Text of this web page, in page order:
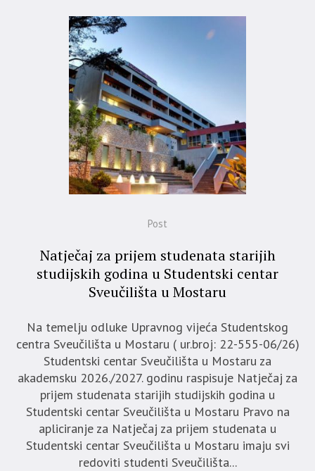
Post
Natječaj za prijem studenata starijih
studijskih godina u Studentski centar
Sveučilišta u Mostaru
Na temelju odluke Upravnog vijeća Studentskog
centra Sveučilišta u Mostaru ( ur.broj: 22-555-06/26)
Studentski centar Sveučilišta u Mostaru za
akademsku 2026./2027. godinu raspisuje Natječaj za
prijem studenata starijih studijskih godina u
Studentski centar Sveučilišta u Mostaru Pravo na
apliciranje za Natječaj za prijem studenata u
Studentski centar Sveučilišta u Mostaru imaju svi
redoviti studenti Sveučilišta...